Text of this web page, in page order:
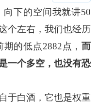
向下的空间我就讲50
个左右，我们也经历
期的低点2882点，而
一个多空，也没有恐
于白酒，它也是权重